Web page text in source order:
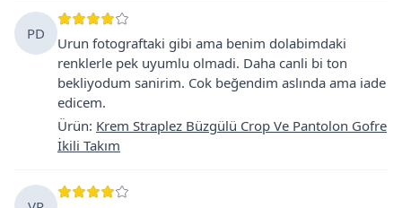
PD
Urun fotograftaki gibi ama benim dolabimdaki
renklerle pek uyumlu olmadi. Daha canli bi ton
bekliyodum sanirim. Cok beğendim aslında ama iade
edicem.
Ürün: Krem Straplez Büzgülü Crop Ve Pantolon Gofre
İkili Takım